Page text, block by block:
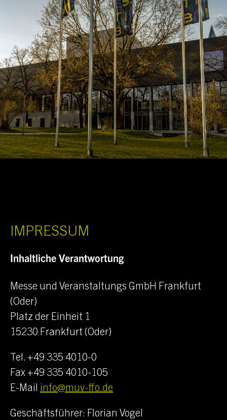
IMPRESSUM
Inhaltliche Verantwortung
Messe und Veranstaltungs GmbH Frankfurt
(Oder)
Platz der Einheit 1
15230 Frankfurt (Oder)
Tel. +49 335 4010-0
Fax +49 335 4010-105
E-Mail info@muv-ffo.de
Geschäftsführer: Florian Vogel